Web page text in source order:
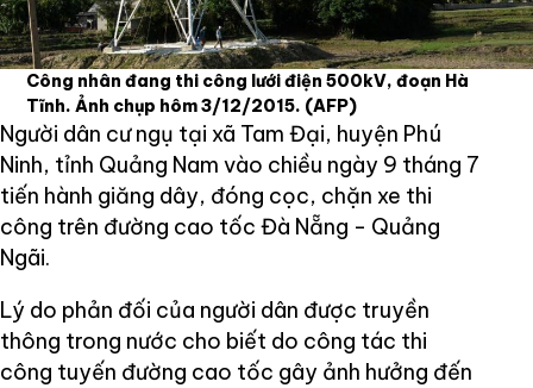
Công nhân đang thi công lưới điện 500kV, đoạn Hà
Tĩnh. Ảnh chụp hôm 3/12/2015. (AFP)
Người dân cư ngụ tại xã Tam Đại, huyện Phú
Ninh, tỉnh Quảng Nam vào chiều ngày 9 tháng 7
tiến hành giăng dây, đóng cọc, chặn xe thi
công trên đường cao tốc Đà Nẵng - Quảng
Ngãi.
Lý do phản đối của người dân được truyền
thông trong nước cho biết do công tác thi
công tuyến đường cao tốc gây ảnh hưởng đến